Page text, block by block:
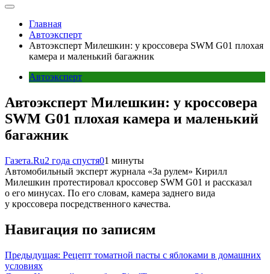
Главная
Автоэксперт
Автоэксперт Милешкин: у кроссовера SWM G01 плохая
камера и маленький багажник
Автоэксперт
Автоэксперт Милешкин: у кроссовера
SWM G01 плохая камера и маленький
багажник
Газета.Ru2 года спустя01 минуты
Автомобильный эксперт журнала «За рулем» Кирилл
Милешкин протестировал кроссовер SWM G01 и рассказал
о его минусах. По его словам, камера заднего вида
у кроссовера посредственного качества.
Навигация по записям
Предыдущая: Рецепт томатной пасты с яблоками в домашних
условиях